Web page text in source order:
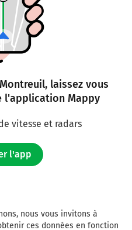
laissez vous
l'application Mappy
vitesse et radars
l'app
nous vous invitons à
ces données en fonction